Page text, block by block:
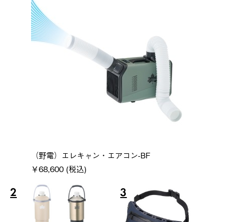
（野電）エレキャン・エアコン-BF
￥68,600 (税込)
2 3